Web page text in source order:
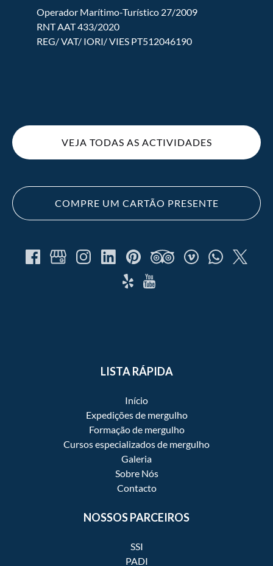
Operador Marítimo-Turístico 27/2009
RNT AAT 433/2020
REG/ VAT/ IORI/ VIES PT512046190
window)
VEJA TODAS AS ACTIVIDADES
COMPRE UM CARTÃO PRESENTE
LISTA RÁPIDA
Início
Expedições de mergulho
Formação de mergulho
Cursos especializados de mergulho
Galeria
Sobre Nós
Contacto
NOSSOS PARCEIROS
SSI
PADI